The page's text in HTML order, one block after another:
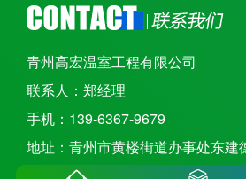
青州高宏温室工程有限公司
联系人：郑经理
手机：139-6367-9679
地址：青州市黄楼街道办事处东建